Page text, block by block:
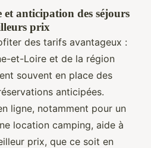
et anticipation des séjours
prix
des tarifs avantageux :
et-Loire et de la région
souvent en place des
anticipées.
ligne, notamment pour un
location camping, aide à
prix, que ce soit en